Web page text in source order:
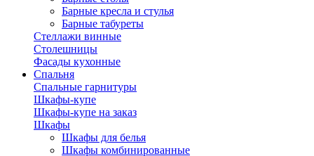
Барные кресла и стулья
Барные табуреты
Стеллажи винные
Столешницы
Фасады кухонные
Спальня
Спальные гарнитуры
Шкафы-купе
Шкафы-купе на заказ
Шкафы
Шкафы для белья
Шкафы комбинированные